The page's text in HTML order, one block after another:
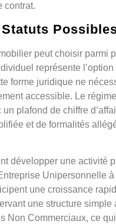
contrat.
peut choisir
représente
forme juridique ne
accessible. Le
plafond de chiffre
et de formalités
développer une activité
Unipersonnelle
une croissance
une structure simple
Non Commerciaux, ce